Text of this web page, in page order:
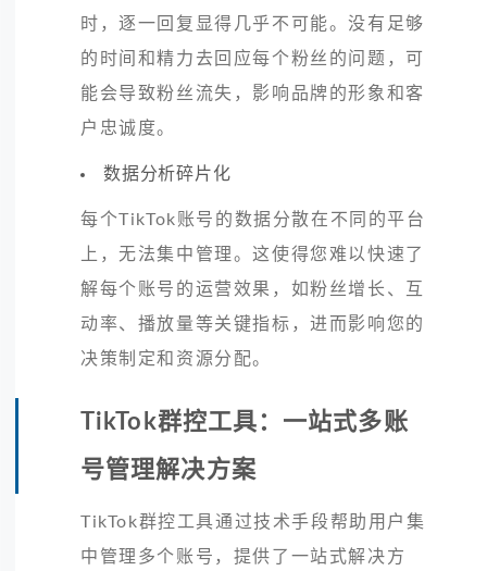
时，逐一回复显得几乎不可能。没有足够
的时间和精力去回应每个粉丝的问题，可
能会导致粉丝流失，影响品牌的形象和客
户忠诚度。
数据分析碎片化
每个TikTok账号的数据分散在不同的平台
上，无法集中管理。这使得您难以快速了
解每个账号的运营效果，如粉丝增长、互
动率、播放量等关键指标，进而影响您的
决策制定和资源分配。
TikTok群控工具：一站式多账
号管理解决方案
TikTok群控工具通过技术手段帮助用户集
中管理多个账号，提供了一站式解决方